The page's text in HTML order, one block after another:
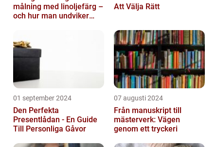
målning med linoljefärg –
och hur man undviker
Att Välja Rätt
01 september 2024
Den Perfekta
Presentlådan - En Guide
Till Personliga Gåvor
07 augusti 2024
Från manuskript till
mästerverk: Vägen
genom ett tryckeri